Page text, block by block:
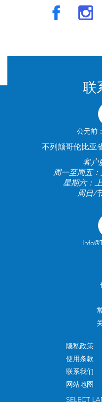
联
公元前
不列颠哥伦比亚
客户
周一至周五
星期六：
周日/
隐私政策
使用条款
联系我们
网站地图
SELECT